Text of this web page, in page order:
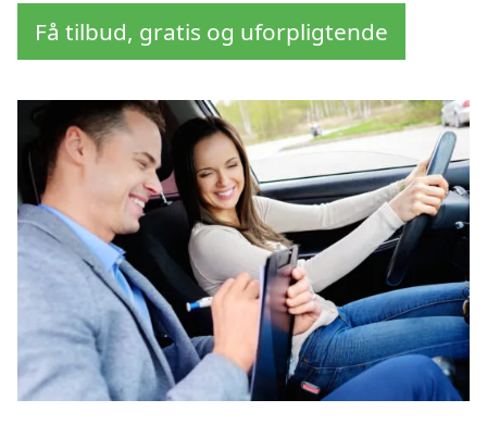
Få tilbud, gratis og uforpligtende